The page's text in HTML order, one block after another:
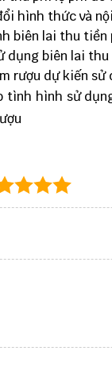
hình thức và
biên lai thu tiền
dụng biên lai
rượu dự kiến sử
tình hình sử